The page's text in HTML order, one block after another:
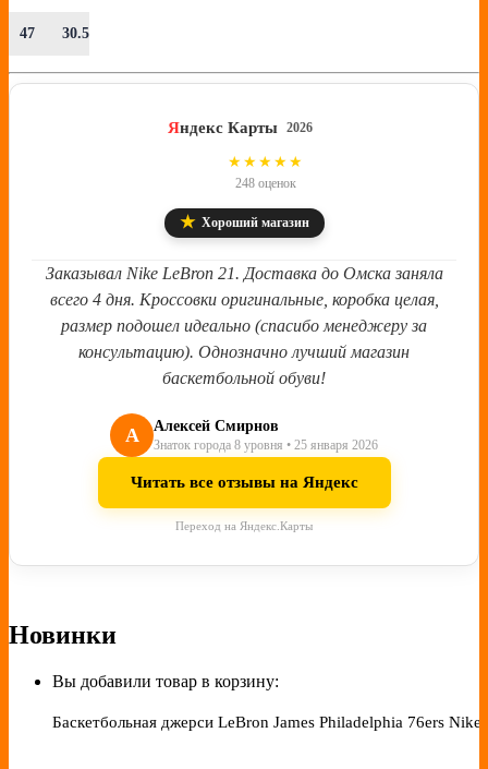
47 30.5
Яндекс Карты 2026
★★★★★
248 оценок
★ Хороший магазин
Заказывал Nike LeBron 21. Доставка до Омска заняла
всего 4 дня. Кроссовки оригинальные, коробка целая,
размер подошел идеально (спасибо менеджеру за
консультацию). Однозначно лучший магазин
баскетбольной обуви!
А Алексей Смирнов
Знаток города 8 уровня • 25 января 2026
Читать все отзывы на Яндекс
Переход на Яндекс.Карты
Новинки
Вы добавили товар в корзину:
Баскетбольная джерси LeBron James Philadelphia 76ers Nike